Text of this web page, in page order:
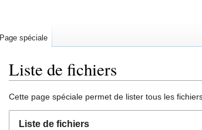
Liste de fichiers
Aller
à
Aller
à
Cette page spéciale permet de lister tous les
Liste de fichiers
Page spéciale